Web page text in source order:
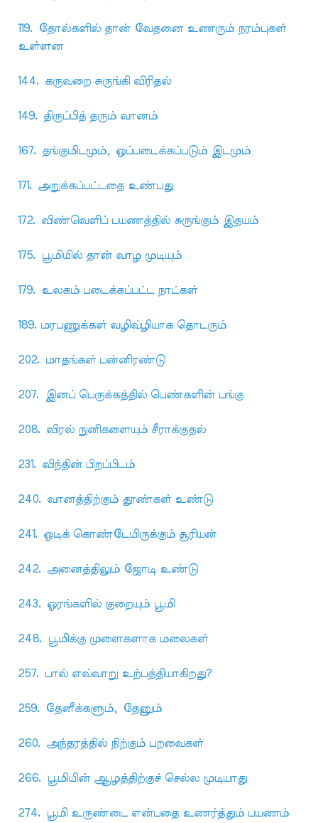
119. தோல்களில் தான் வேதனை உணரும் நரம்புகள்
உள்ளன
144. கருவறை சுருங்கி விரிதல்
149. திருப்பித் தரும் வானம்
167. தங்குமிடமும், ஒப்படைக்கப்படும் இடமும்
171. அறுக்கப்பட்டதை உண்பது
172. விண்வெளிப் பயணத்தில் சுருங்கும் இதயம்
175. பூமியில் தான் வாழ முடியும்
179. உலகம் படைக்கப்பட்ட நாட்கள்
189. மரபணுக்கள் வழிவ்ழியாக தொடரும்
202. மாதங்கள் பன்னிரண்டு
207. இனப் பெருக்கத்தில் பெண்களின் பங்கு
208. விரல் நுனிகளையும் சீராக்குதல்
231. விந்தின் பிறப்பிடம்
240. வானத்திற்கும் தூண்கள் உண்டு
241. ஓடிக் கொண்டேயிருக்கும் சூரியன்
242. அனைத்திலும் ஜோடி உண்டு
243. ஓரங்களில் குறையும் பூமி
248. பூமிக்கு முளைகளாக மலைகள்
257. பால் எவ்வாறு உற்பத்தியாகிறது?
259. தேனீக்களும், தேனும்
260. அந்தரத்தில் நிற்கும் பறவைகள்
266. பூமியின் ஆழத்திற்குச் செல்ல முடியாது
274. பூமி உருண்டை என்பதை உணர்த்தும் பயணம்